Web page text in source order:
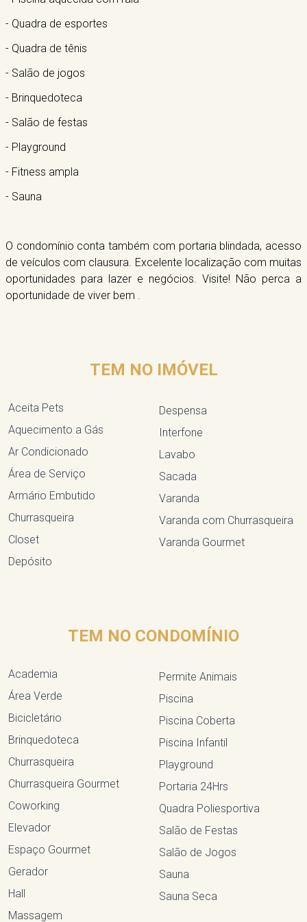
- Quadra de esportes
- Quadra de tênis
- Salão de jogos
- Brinquedoteca
- Salão de festas
- Playground
- Fitness ampla
- Sauna
O condomínio conta também com portaria blindada, acesso
de veículos com clausura. Excelente localização com muitas
oportunidades para lazer e negócios. Visite! Não perca a
oportunidade de viver bem .
TEM NO IMÓVEL
Aceita Pets
Aquecimento a Gás
Ar Condicionado
Área de Serviço
Armário Embutido
Churrasqueira
Closet
Depósito
Despensa
Interfone
Lavabo
Sacada
Varanda
Varanda com Churrasqueira
Varanda Gourmet
TEM NO CONDOMÍNIO
Academia
Área Verde
Bicicletário
Brinquedoteca
Churrasqueira
Churrasqueira Gourmet
Coworking
Elevador
Espaço Gourmet
Gerador
Hall
Massagem
Permite Animais
Piscina
Piscina Coberta
Piscina Infantil
Playground
Portaria 24Hrs
Quadra Poliesportiva
Salão de Festas
Salão de Jogos
Sauna
Sauna Seca